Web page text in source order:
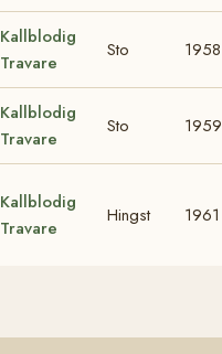
Kallblodig
Travare
Sto 1958
Kallblodig
Travare
Sto 1959
Kallblodig
Travare
Hingst 1961